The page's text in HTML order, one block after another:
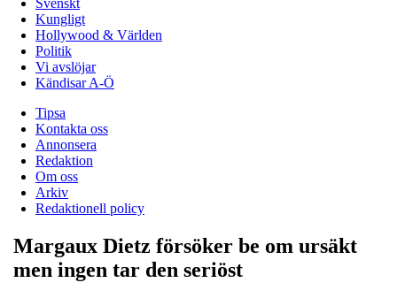
Svenskt
Kungligt
Hollywood & Världen
Politik
Vi avslöjar
Kändisar A-Ö
Tipsa
Kontakta oss
Annonsera
Redaktion
Om oss
Arkiv
Redaktionell policy
Margaux Dietz försöker be om ursäkt
men ingen tar den seriöst